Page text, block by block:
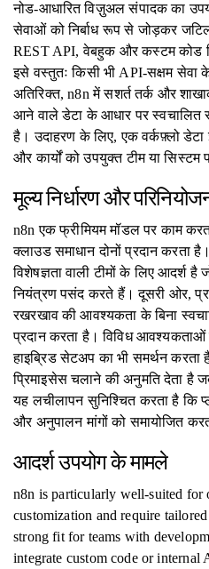
नोड-आधारित विज़ुअल संपादक का
सेवाओं को निर्बाध रूप से जोड़कर
REST API, वेबहुक और कस्टम कोड
इसे वस्तुतः किसी भी API-सक्षम
अतिरिक्त, n8n में सशर्त तर्क और
आने वाले डेटा के आधार पर स्वचालित
है। उदाहरण के लिए, एक वर्कफ़्लो
और कार्यों को उपयुक्त टीम या सिस्टम
मूल्य निर्धारण और
n8n एक फ्रीमियम मॉडल पर काम
क्लाउड समाधान दोनों प्रदान करता
विशेषज्ञता वाली टीमों के लिए आदर्श है
नियंत्रण पसंद करते हैं। दूसरी ओर,
रखरखाव की आवश्यकता के बिना
प्रदान करता है। विविध आवश्यकताओं
हाइब्रिड सेटअप का भी समर्थन
प्रिमाइसेस चलाने की अनुमति देता है
यह लचीलापन सुनिश्चित करता है कि
और अनुपालन मांगों को समायोजित
आदर्श उपयोग के मामले
n8n is particularly well-suited for
customization and require
strong fit for teams with
integrate custom code or